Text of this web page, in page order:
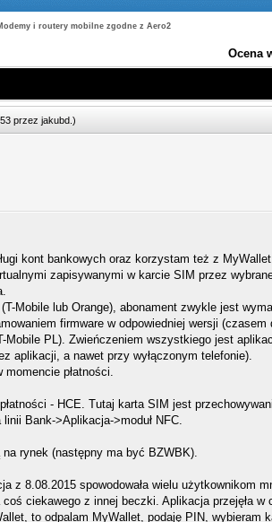
i routery mobilne zgodne z Aero2
Ocena
przez jakubd )
kont bankowych oraz korzystam też z
zapisywanymi w karcie SIM przez
Mobile lub Orange), abonament zwykle jest
firmware w odpowiedniej wersji (czasem
Mobile PL). Zwieńczeniem wszystkiego jest
aplikacji, a nawet przy wyłączonym telefonie).
płatności.
- HCE. Tutaj karta SIM jest
Bank->Aplikacja->moduł NFC.
rynek (następny ma być BZWBK).
z 8.08.2015 spowodowała wielu użytkownikom
ciekawego z innej beczki. Aplikacja przejęła w
to odpalam MyWallet, podaję PIN, wybieram